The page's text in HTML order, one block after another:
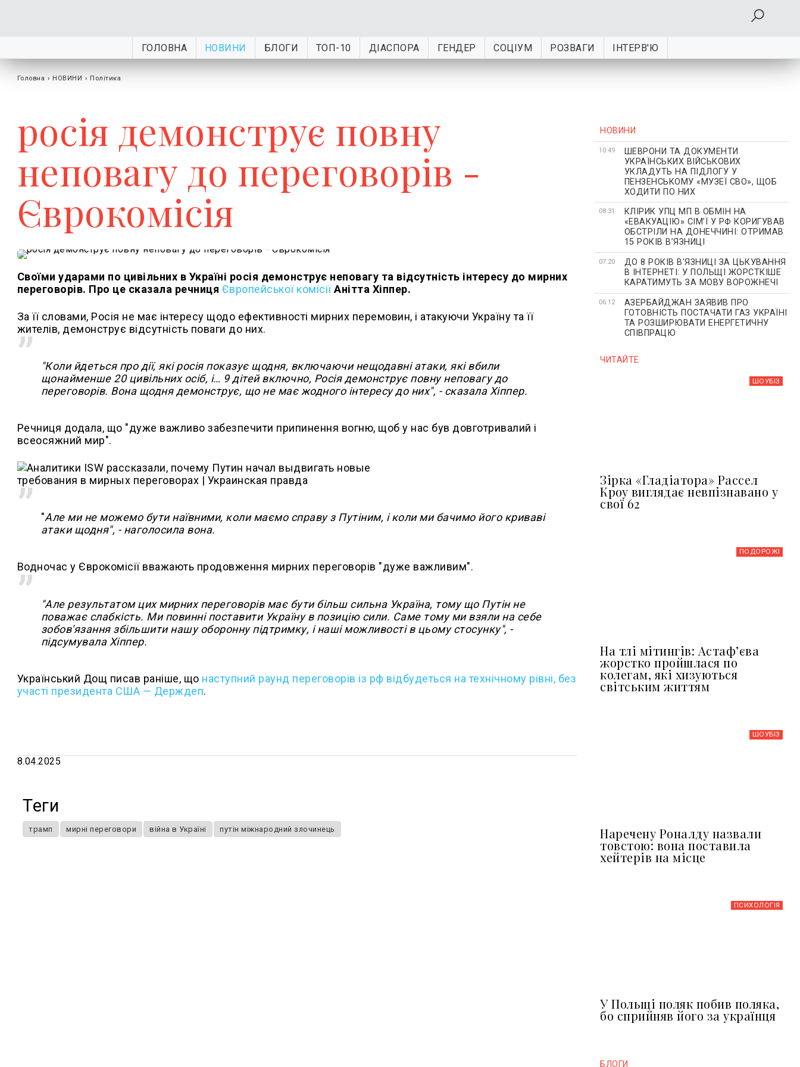
ГОЛОВНА НОВИНИ БЛОГИ ТОП-10 ДІАСПОРА ГЕНДЕР СОЦІУМ РОЗВАГИ ІНТЕРВ'Ю
Головна › НОВИНИ › Політика
росія демонструє повну
неповагу до переговорів -
Єврокомісія
Своїми ударами по цивільних в Україні росія демонструє неповагу та відсутність інтересу до мирних
переговорів. Про це сказала речниця Європейської комісіїАнітта Хіппер.
За її словами, Росія не має інтересу щодо ефективності мирних перемовин, і атакуючи Україну та її
жителів, демонструє відсутність поваги до них.
"Коли йдеться про дії, які росія показує щодня, включаючи нещодавні атаки, які вбили
щонайменше 20 цивільних осіб, і… 9 дітей включно, Росія демонструє повну неповагу до
переговорів. Вона щодня демонструє, що не має жодного інтересу до них", - сказала Хіппер.
Речниця додала, що "дуже важливо забезпечити припинення вогню, щоб у нас був довготривалий і
всеосяжний мир".
"Але ми не можемо бути наївними, коли маємо справу з Путіним, і коли ми бачимо його криваві
атаки щодня", - наголосила вона.
Водночас у Єврокомісії вважають продовження мирних переговорів "дуже важливим".
"Але результатом цих мирних переговорів має бути більш сильна Україна, тому що Путін не
поважає слабкість. Ми повинні поставити Україну в позицію сили. Саме тому ми взяли на себе
зобов'язання збільшити нашу оборонну підтримку, і наші можливості в цьому стосунку", -
підсумувала Хіппер.
Український Дощ писав раніше, що наступний раунд переговорів із рф відбудеться на технічному рівні, без
участі президента США — Держдеп.
8.04.2025
Теги
трамп мирні переговори війна в Україні путін міжнародний злочинець
НОВИНИ
10:49
ШЕВРОНИ ТА ДОКУМЕНТИ
УКРАЇНСЬКИХ ВІЙСЬКОВИХ
УКЛАДУТЬ НА ПІДЛОГУ У
ПЕНЗЕНСЬКОМУ «МУЗЕЇ СВО», ЩОБ
ХОДИТИ ПО НИХ
08:31
КЛІРИК УПЦ МП В ОБМІН НА
«ЕВАКУАЦІЮ» СІМʼЇ У РФ КОРИГУВАВ
ОБСТРІЛИ НА ДОНЕЧЧИНІ: ОТРИМАВ
15 РОКІВ ВʼЯЗНИЦІ
07:20
ДО 8 РОКІВ В'ЯЗНИЦІ ЗА ЦЬКУВАННЯ
В ІНТЕРНЕТІ: У ПОЛЬЩІ ЖОРСТКІШЕ
КАРАТИМУТЬ ЗА МОВУ ВОРОЖНЕЧІ
06:12
АЗЕРБАЙДЖАН ЗАЯВИВ ПРО
ГОТОВНІСТЬ ПОСТАЧАТИ ГАЗ УКРАЇНІ
ТА РОЗШИРЮВАТИ ЕНЕРГЕТИЧНУ
СПІВПРАЦЮ
ЧИТАЙТЕ
ШОУБIЗ
Зірка «Гладіатора» Рассел
Кроу виглядає невпізнавано у
свої 62
ПОДОРОЖІ
На тлі мітингів: Астафʼєва
жорстко пройшлася по
колегам, які хизуються
світським життям
ШОУБIЗ
Наречену Роналду назвали
товстою: вона поставила
хейтерів на місце
ПСИХОЛОГІЯ
У Польщі поляк побив поляка,
бо сприйняв його за українця
БЛОГИ